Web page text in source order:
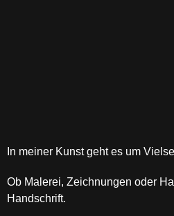
In meiner Kunst geht es um
Ob Malerei, Zeichnungen oder
Handschrift.